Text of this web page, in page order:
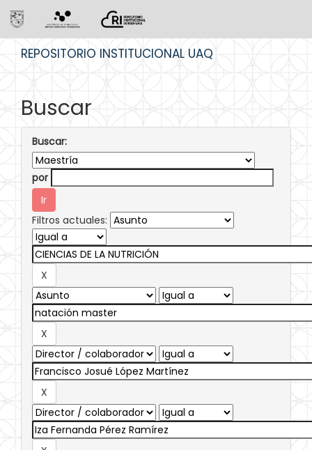
REPOSITORIO INSTITUCIONAL UAQ
Buscar
Buscar:
por
Filtros actuales: